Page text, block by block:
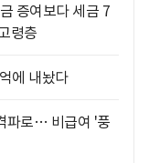
증여보다 세금 7
령층
에 내놨다
파로… 비급여 '풍